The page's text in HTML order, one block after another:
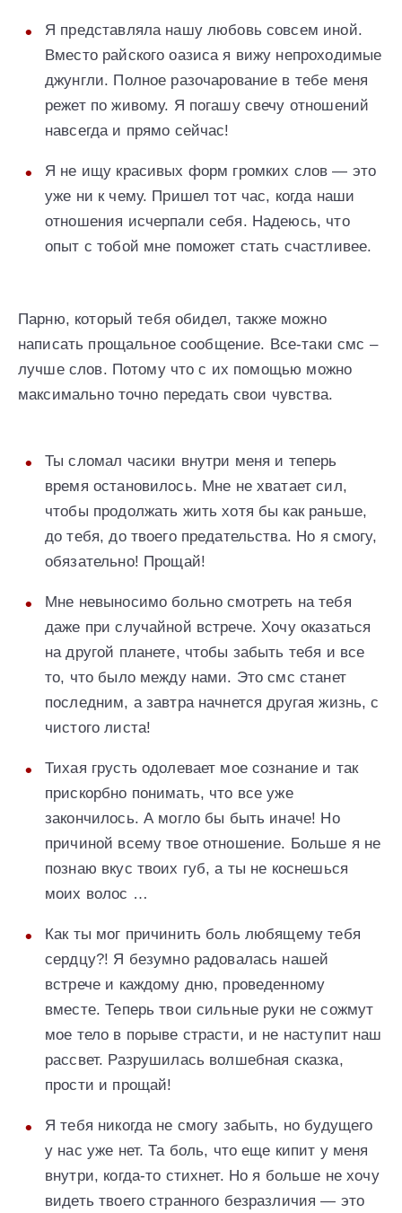
Я представляла нашу любовь совсем иной.
Вместо райского оазиса я вижу непроходимые
джунгли. Полное разочарование в тебе меня
режет по живому. Я погашу свечу отношений
навсегда и прямо сейчас!
Я не ищу красивых форм громких слов — это
уже ни к чему. Пришел тот час, когда наши
отношения исчерпали себя. Надеюсь, что
опыт с тобой мне поможет стать счастливее.
Парню, который тебя обидел, также можно
написать прощальное сообщение. Все-таки смс –
лучше слов. Потому что с их помощью можно
максимально точно передать свои чувства.
Ты сломал часики внутри меня и теперь
время остановилось. Мне не хватает сил,
чтобы продолжать жить хотя бы как раньше,
до тебя, до твоего предательства. Но я смогу,
обязательно! Прощай!
Мне невыносимо больно смотреть на тебя
даже при случайной встрече. Хочу оказаться
на другой планете, чтобы забыть тебя и все
то, что было между нами. Это смс станет
последним, а завтра начнется другая жизнь, с
чистого листа!
Тихая грусть одолевает мое сознание и так
прискорбно понимать, что все уже
закончилось. А могло бы быть иначе! Но
причиной всему твое отношение. Больше я не
познаю вкус твоих губ, а ты не коснешься
моих волос …
Как ты мог причинить боль любящему тебя
сердцу?! Я безумно радовалась нашей
встрече и каждому дню, проведенному
вместе. Теперь твои сильные руки не сожмут
мое тело в порыве страсти, и не наступит наш
рассвет. Разрушилась волшебная сказка,
прости и прощай!
Я тебя никогда не смогу забыть, но будущего
у нас уже нет. Та боль, что еще кипит у меня
внутри, когда-то стихнет. Но я больше не хочу
видеть твоего странного безразличия — это